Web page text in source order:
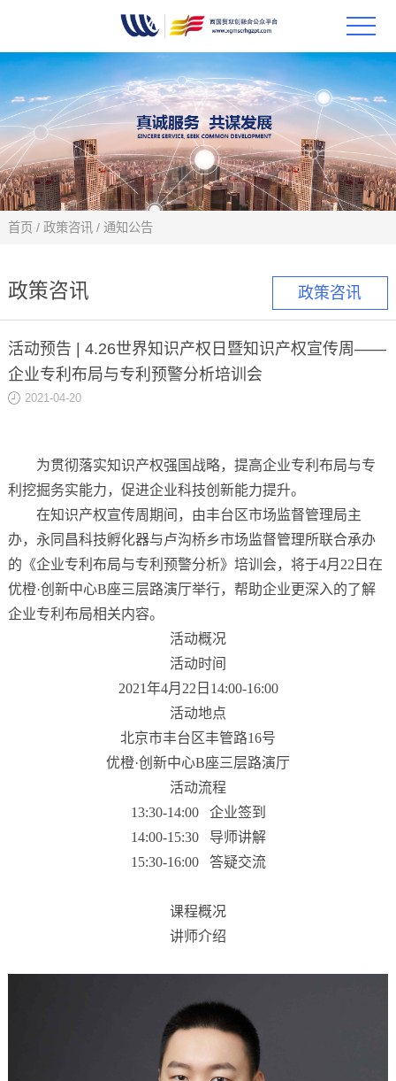
首页
政策
科技
合作
创新
政策咨讯
首页 / 政策咨讯 / 通知公告
政策咨讯
活动预告 | 4.26世界知识产权日暨知识产权宣传周——
企业专利布局与专利预警分析培训会
2021-04-20
为贯彻落实知识产权强国战略，提高企业专利布局与专
利挖掘务实能力，促进企业科技创新能力提升。
在知识产权宣传周期间，由丰台区市场监督管理局主
办，永同昌科技孵化器与卢沟桥乡市场监督管理所联合承办
的《企业专利布局与专利预警分析》培训会，将于4月22日在
优橙·创新中心B座三层路演厅举行，帮助企业更深入的了解
企业专利布局相关内容。
活动概况
活动时间
2021年4月22日14:00-16:00
活动地点
北京市丰台区丰管路16号
优橙·创新中心B座三层路演厅
活动流程
13:30-14:00 企业签到
14:00-15:30 导师讲解
15:30-16:00 答疑交流
课程概况
讲师介绍